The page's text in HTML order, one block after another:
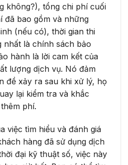
không?), tổng chi phí cuối
đã bao gồm và những
(nếu có), thời gian thi
nhất là chính sách bảo
hành là lời cam kết của
lượng dịch vụ. Nó đảm
đề xảy ra sau khi xử lý, họ
lại kiểm tra và khắc
phí.
việc tìm hiểu và đánh giá
hàng đã sử dụng dịch
đại kỹ thuật số, việc này